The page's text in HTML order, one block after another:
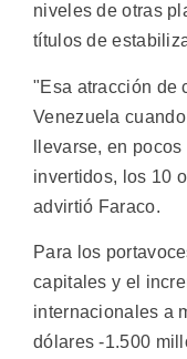
niveles de otras
títulos de
"Esa atracción de
Venezuela
llevarse, en
invertidos, los 10
advirtió Faraco.
Para los
capitales y el
internacionales a
dólares -1.500